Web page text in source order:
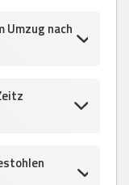
Umzug nach